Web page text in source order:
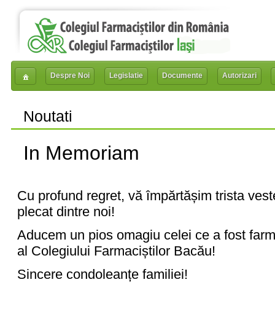
Despre Noi Legislatie Documente Autorizari
Noutati
In Memoriam
Cu profund regret, vă împărtășim trista
plecat dintre noi!
Aducem un pios omagiu celei ce a fost
al Colegiului Farmaciștilor Bacău!
Sincere condoleanțe familiei!